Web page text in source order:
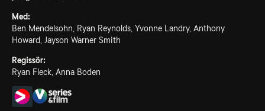
Med:
Ben Mendelsohn, Ryan Reynolds, Yvonne Landry, Anthony
Howard, Jayson Warner Smith
Regissör:
Ryan Fleck, Anna Boden